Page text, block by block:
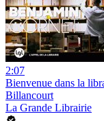
2:07
Bienvenue dans la
Billancourt
La Grande Librairie